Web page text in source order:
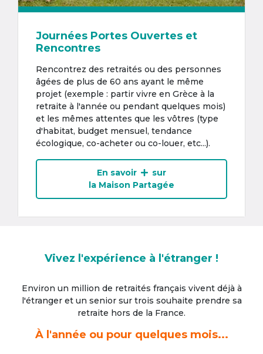
Journées Portes Ouvertes et
Rencontres
Rencontrez des retraités ou des personnes
âgées de plus de 60 ans ayant le même
projet (exemple : partir vivre en Grèce à la
retraite à l'année ou pendant quelques mois)
et les mêmes attentes que les vôtres (type
d'habitat, budget mensuel, tendance
écologique, co-acheter ou co-louer, etc...).
En savoir
sur
la Maison Partagée
Vivez l'expérience à l'étranger !
Environ un million de retraités français vivent déjà à
l'étrangeret un senior sur trois souhaite prendre sa
retraite hors de la France.
À l'année ou pour quelques mois...